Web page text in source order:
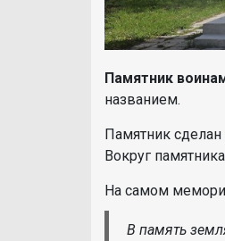
Памятник
названием.
Памятник
Вокруг
На самом
В память